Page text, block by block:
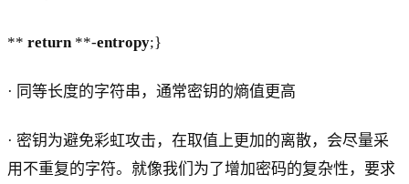
** return**-entropy;}
· 同等长度的字符串，通常密钥的熵值更高
· 密钥为避免彩虹攻击，在取值上更加的离散，会尽量采
用不重复的字符。就像我们为了增加密码的复杂性，要求